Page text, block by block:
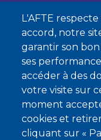
L'AFTE
accord, notre
garantir son
ses
accéder à des
votre visite sur
moment
cookies et
cliquant sur «
Nous contacter
À propos
Qui sommes-nous ?
Devenir membre